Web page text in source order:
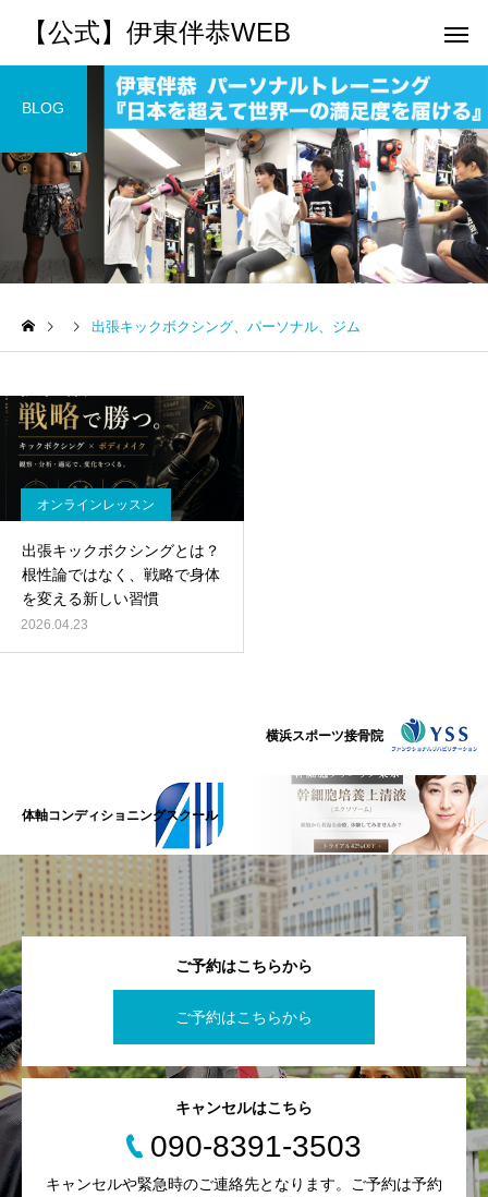
【公式】伊東伴恭WEB
トレーナーとして 個別トレー
パーソナルトレーニ
ング
キックボクシングで本当に
が消費カロリーと週の回数
で答えます
パーソナルトレーニ
パーソナルトレーナー
BLOG
出張キックボクシング、パーソナル、ジム
オンラインレッスン
出張キックボクシングとは？
根性論ではなく、戦略で身体
を変える新しい習慣
2026.04.23
横浜スポーツ接骨院
体軸コンディショニングスクール
ご予約はこちらから
ご予約はこちらから
キャンセルはこちら
090-8391-3503
キャンセルや緊急時のご連絡先となります。ご予約は予約